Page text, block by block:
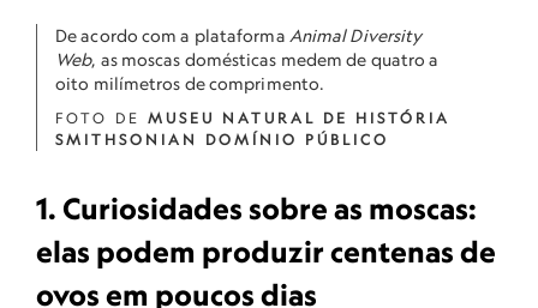
De acordo com a plataforma Animal Diversity
Web, as moscas domésticas medem de quatro a
oito milímetros de comprimento.
FOTO DE MUSEU NATURAL DE HISTÓRIA
SMITHSONIAN DOMÍNIO PÚBLICO
1. Curiosidades sobre as moscas:
elas podem produzir centenas de
ovos em poucos dias